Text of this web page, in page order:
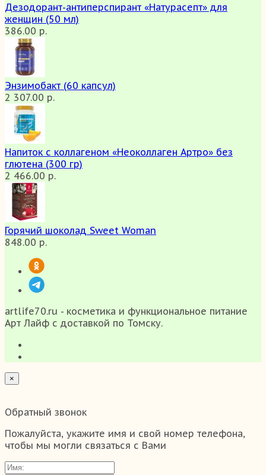
Дезодорант-антиперспирант «Натурасепт» для
женщин (50 мл)
386.00 р.
Энзимобакт (60 капсул)
2 307.00 р.
Напиток с коллагеном «Неоколлаген Артро» без
глютена (300 гр)
2 466.00 р.
Горячий шоколад Sweet Woman
848.00 р.
artlife70.ru - косметика и функциональное питание
Арт Лайф с доставкой по Томску.
×
Обратный звонок
Пожалуйста, укажите имя и свой номер телефона,
чтобы мы могли связаться с Вами